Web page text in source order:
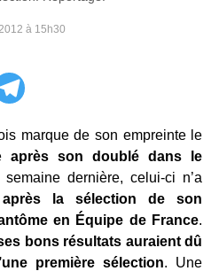
à 15h30
marque de son empreinte le
après son doublé dans le
dernière, celui-ci n’a
après la sélection de son
en Équipe de France.
bons résultats auraient dû
première sélection. Une